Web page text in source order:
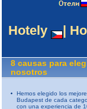
Hotely
|
8 causas para
nosotros
Hemos elegido los
Budapest de cada
con una experiencia de